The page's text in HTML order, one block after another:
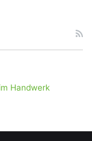
Handwerk